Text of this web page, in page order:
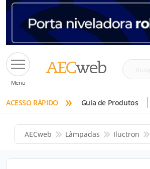
Menu
Busque
tinta,
etc
ACESSO RÁPIDO » Guia de Produtos
AECweb Lâmpadas Iluctron